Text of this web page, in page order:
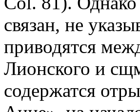
связан, не
приводятся
Лионского и
содержатся